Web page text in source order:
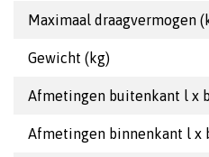
Maximaal draagvermogen
Gewicht (kg)
Afmetingen buitenkant l x
Afmetingen binnenkant l x